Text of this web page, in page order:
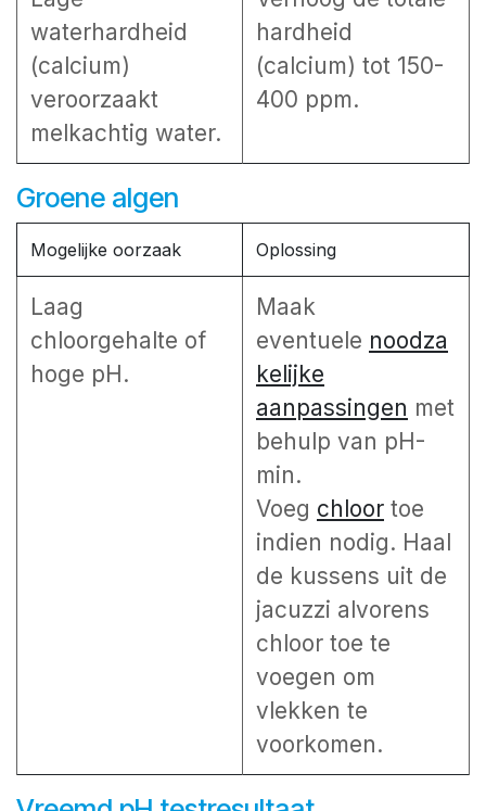
waterhardheid
(calcium)
veroorzaakt
melkachtig water.
hardheid
(calcium) tot 150-
400 ppm.
Groene algen
Mogelijke oorzaak Oplossing
Laag
chloorgehalte of
hoge pH.
Maak
eventuele noodza
kelijke
aanpassingen met
behulp van pH-
min.
Voeg chloor toe
indien nodig. Haal
de kussens uit de
jacuzzi alvorens
chloor toe te
voegen om
vlekken te
voorkomen.